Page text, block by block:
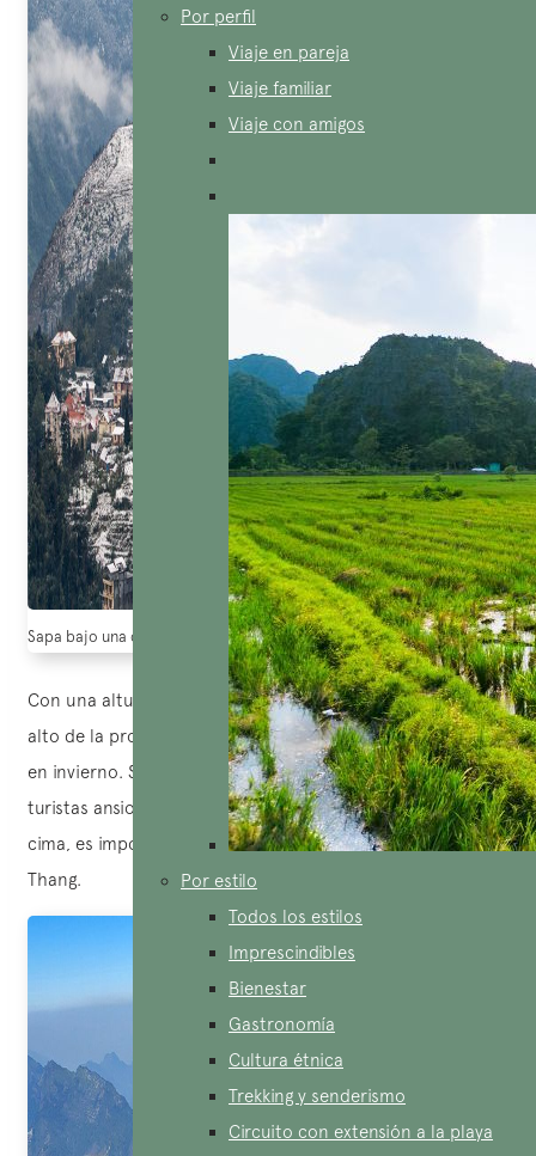
Por perfil
Viaje en pareja
Viaje familiar
Viaje con amigos
Por estilo
Todos los estilos
Imprescindibles
Bienestar
Gastronomía
Cultura étnica
Trekking y senderismo
Circuito con extensión a la playa
Sapa bajo una capa blanca de nieve (fuente: wetrek.vn)
Con una altura de 3.143 metros, el Fansipan, el pico más
alto de la provincia de Lao Cai, se cubre de un frío glacial
en invierno. Sin embargo, sigue atrayendo a numerosos
turistas ansiosos por conquistarlo. En el camino hacia la
cima, es imposible pasar por alto la pagoda Kim Son Bao
Thang.